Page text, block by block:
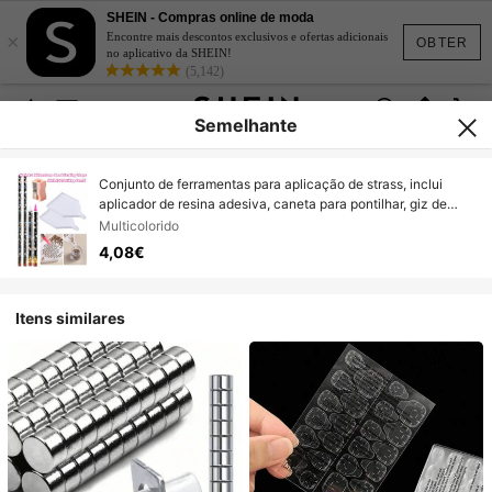
OBTER
×
SHEIN - Compras online de moda
Encontre mais descontos exclusivos e ofertas adicionais
no aplicativo da SHEIN!
(5,142)
Semelhante
Conjunto de ferramentas para aplicação de strass, inclui
aplicador de resina adesiva, caneta para pontilhar, giz de
cera, aplicador de pedras sintéticas, ferramentas de arte com
giz de cera autoadesivo e apontador de lápis.
Multicolorido
4,08€
Itens similares